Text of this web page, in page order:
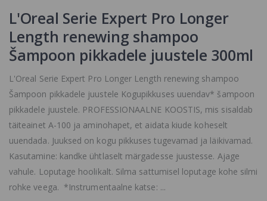
L'Oreal Serie Expert Pro Longer
Length renewing shampoo
Šampoon pikkadele juustele 300ml
L'Oreal Serie Expert Pro Longer Length renewing shampoo
Šampoon pikkadele juustele Kogupikkuses uuendav* šampoon
pikkadele juustele. PROFESSIONAALNE KOOSTIS, mis sisaldab
täiteainet A-100 ja aminohapet, et aidata kiude koheselt
uuendada. Juuksed on kogu pikkuses tugevamad ja läikivamad.
Kasutamine: kandke ühtlaselt märgadesse juustesse. Ajage
vahule. Loputage hoolikalt. Silma sattumisel loputage kohe silmi
rohke veega. *Instrumentaalne katse: ...
näomask
Mitomo Japan
2.4 €